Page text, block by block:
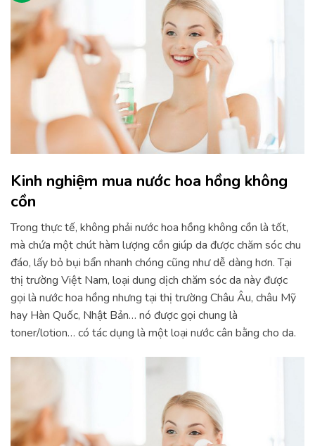
Kinh nghiệm mua nước hoa hồng không
cồn
Trong thực tế, không phải nước hoa hồng không cồn là tốt,
mà chứa một chút hàm lượng cồn giúp da được chăm sóc chu
đáo, lấy bỏ bụi bẩn nhanh chóng cũng như dễ dàng hơn. Tại
thị trường Việt Nam, loại dung dịch chăm sóc da này được
gọi là nước hoa hồng nhưng tại thị trường Châu Âu, châu Mỹ
hay Hàn Quốc, Nhật Bản… nó được gọi chung là
toner/lotion… có tác dụng là một loại nước cân bằng cho da.